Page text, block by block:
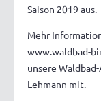
Saison 2019 aus.
Mehr
www.waldbad-
unsere
Lehmann mit.